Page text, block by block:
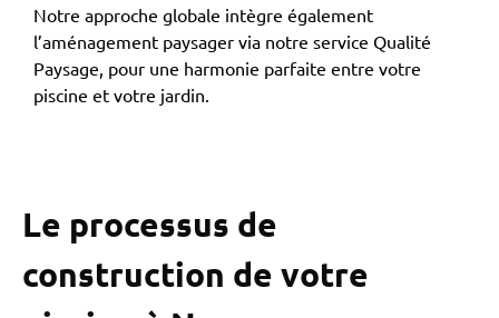
Notre approche globale intègre également
l’aménagement paysager via notre service Qualité
Paysage, pour une harmonie parfaite entre votre
piscine et votre jardin.
Le processus de
construction de votre